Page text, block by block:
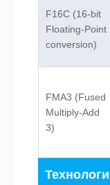
F16C (16-bit
Floating-Point
conversion)
FMA3 (Fused
Multiply-Add
3)